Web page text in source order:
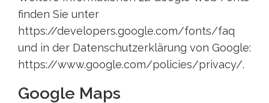
finden Sie unter
https://developers.google.com/fonts/faq
und in der Datenschutzerklärung von Google:
https://www.google.com/policies/privacy/.
Google Maps